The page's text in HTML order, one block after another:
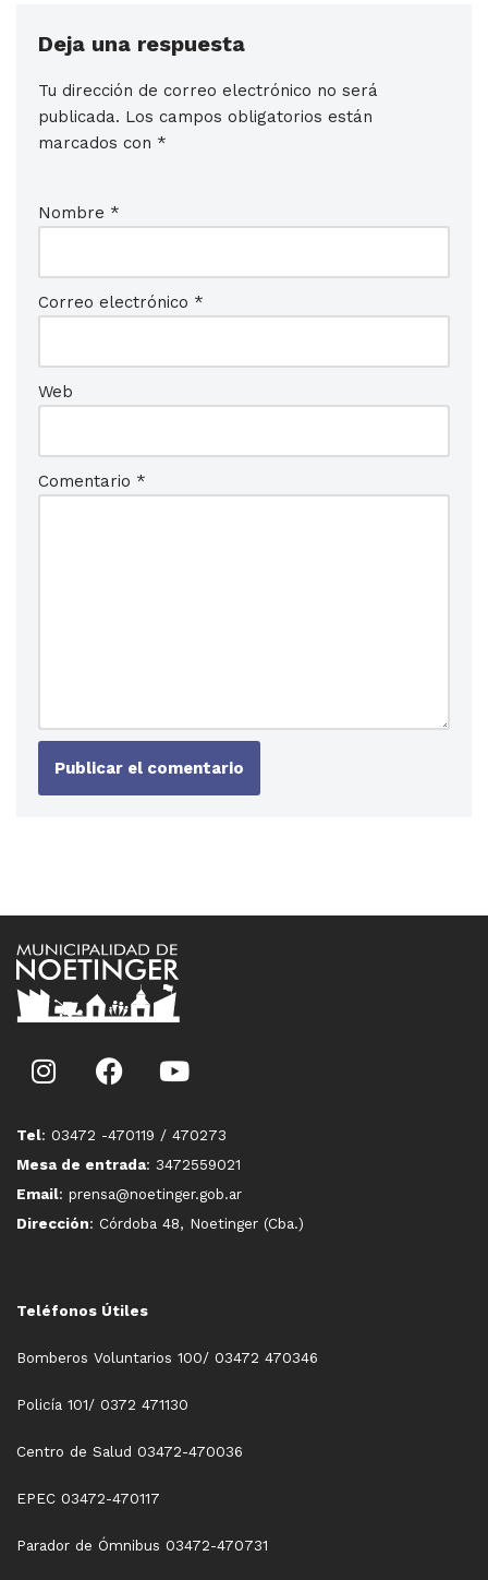
Deja una respuesta
Tu dirección de correo electrónico no será
publicada. Los campos obligatorios están
marcados con *
Nombre *
Correo electrónico *
Web
Comentario *
Tel: 03472 -470119 / 470273
Mesa de entrada: 3472559021
Email: prensa@noetinger.gob.ar
Dirección: Córdoba 48, Noetinger (Cba.)
Teléfonos Útiles
Bomberos Voluntarios 100/ 03472 470346
Policía 101/ 0372 471130
Centro de Salud 03472-470036
EPEC 03472-470117
Parador de Ómnibus 03472-470731